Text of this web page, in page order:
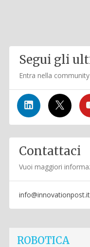
Segui gli
Entra nella community
Contattaci
Vuoi maggiori
info@innovationpost.it
ROBOTICA